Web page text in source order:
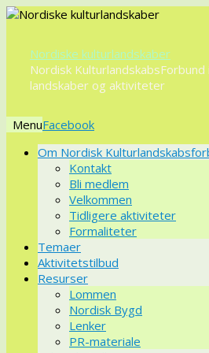
Nordiske kulturlandskaber
Nordisk
landskaber og aktiviteter
Menu
VidereOm Nordisk
Kontakt
Bli medlem
Velkommen
Tidligere aktiviteter
Formaliteter
Temaer
Aktivitetstilbud
Resurser
Lommen
Nordisk Bygd
Lenker
PR-materiale